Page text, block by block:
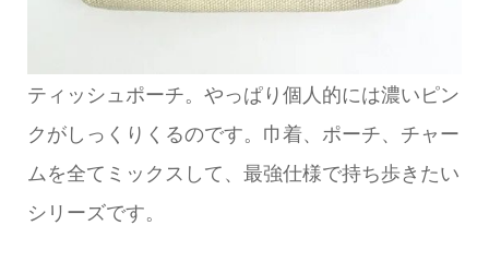
ティッシュポーチ。やっぱり個人的には濃いピン
クがしっくりくるのです。巾着、ポーチ、チャー
ムを全てミックスして、最強仕様で持ち歩きたい
シリーズです。